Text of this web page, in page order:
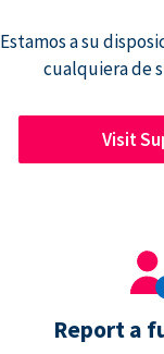
Estamos a su
cualquiera de
Visit
Report a